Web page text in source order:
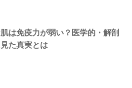
は免疫力が弱い？医学的・解剖
た真実とは